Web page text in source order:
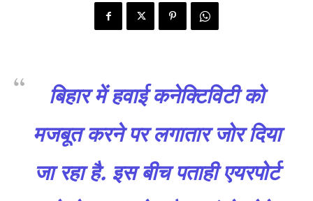
बिहार में हवाई कनेक्टिविटी को
मजबूत करने पर लगातार जोर दिया
जा रहा है. इस बीच पताही एयरपोर्ट